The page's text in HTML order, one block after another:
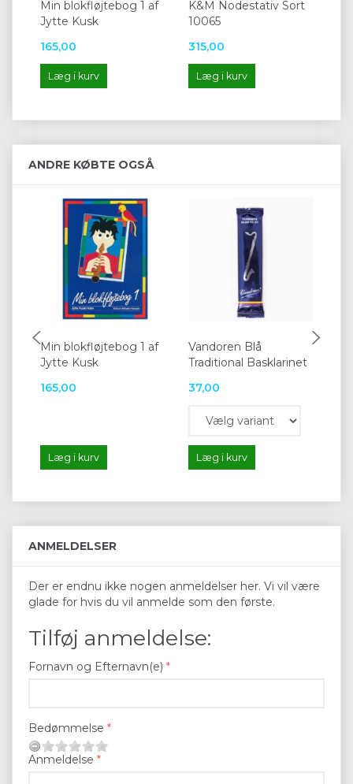
Min blokfløjtebog 1 af
Jytte Kusk
165,00
Læg i kurv
K&M Nodestativ Sort
10065
315,00
Læg i kurv
ANDRE KØBTE OGSÅ
Min blokfløjtebog 1 af
Jytte Kusk
165,00
Læg i kurv
Vandoren Blå
Traditional Basklarinet
37,00
Læg i kurv
ANMELDELSER
Der er endnu ikke nogen anmeldelser her. Vi vil være
glade for hvis du vil anmelde som den første.
Tilføj anmeldelse:
Fornavn og Efternavn(e)
Bedømmelse
Anmeldelse